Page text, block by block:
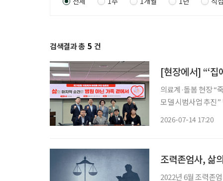
검색결과 총 5 건
[현장에서] “‘집
의료계·돌봄 현장 “죽음보다 돌
모델 시범사업 추진” 병원이 아닌 ‘내가 살아가는 집’에서 가족과 함께 삶의 마지막을 맞는 ‘재
2026-07-14 17:20
조력존엄사, 삶
2022년 6월 조력존